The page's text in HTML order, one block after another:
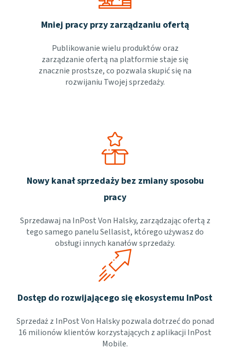
Mniej pracy przy zarządzaniu ofertą
Publikowanie wielu produktów oraz
zarządzanie ofertą na platformie staje się
znacznie prostsze, co pozwala skupić się na
rozwijaniu Twojej sprzedaży.
Nowy kanał sprzedaży bez zmiany sposobu
pracy
Sprzedawaj na InPost Von Halsky, zarządzając ofertą z
tego samego panelu Sellasist, którego używasz do
obsługi innych kanałów sprzedaży.
Dostęp do rozwijającego się ekosystemu InPost
Sprzedaż z InPost Von Halsky pozwala dotrzeć do ponad
16 milionów klientów korzystających z aplikacji InPost
Mobile.